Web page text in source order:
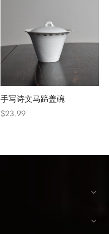
手写诗文马蹄盖碗
$23.99